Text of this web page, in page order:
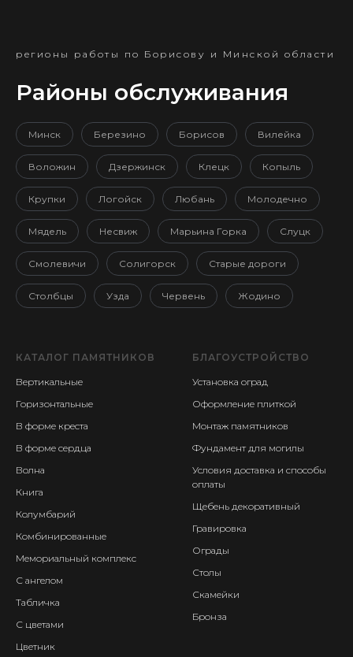
регионы работы по Борисову и Минской области
Районы обслуживания
Минск Березино Борисов Вилейка
Воложин Дзержинск Клецк Копыль
Крупки Логойск Любань Молодечно
Мядель Несвиж Марьина Горка Слуцк
Смолевичи Солигорск Старые дороги
Столбцы Узда Червень Жодино
КАТАЛОГ ПАМЯТНИКОВ
Вертикальные
Горизонтальные
В форме креста
В форме сердца
Волна
Книга
Колумбарий
Комбинированные
Мемориальный комплекс
С ангелом
Табличка
С цветами
Цветник
БЛАГОУСТРОЙСТВО
Установка оград
Оформление плиткой
Монтаж памятников
Фундамент для могилы
Условия доставка и способы
оплаты
Щебень декоративный
Гравировка
Ограды
Столы
Скамейки
Бронза